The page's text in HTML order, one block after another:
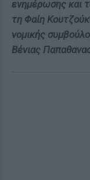
ενημέρωσης και
τη Φαίη
νομικής
Βένιας